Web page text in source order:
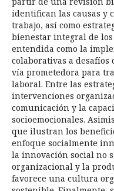
identifican las causas y
trabajo, así como
bienestar integral de
entendida como la
colaborativas a desafíos
vía prometedora para
laboral. Entre las
intervenciones
comunicación y la
socioemocionales.
que ilustran los
enfoque socialmente
la innovación social no
organizacional y la
favorece una cultura